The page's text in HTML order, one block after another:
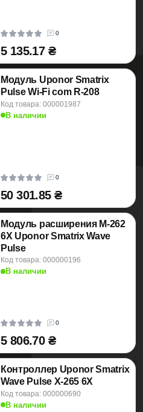
0
5 135.17 ₴
Модуль Uponor Smatrix
Pulse Wi-Fi com R-208
Код товара: 000001987
В наличии
0
50 301.85 ₴
Модуль расширения M-262
6X Uponor Smatrix Wave
Pulse
Код товара: 000000196
В наличии
0
5 806.70 ₴
Контроллер Uponor Smatrix
Wave Pulse X-265 6X
Код товара: 000000690
В наличии